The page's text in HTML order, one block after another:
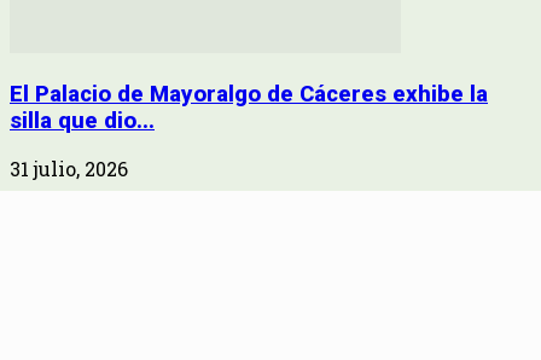
El Palacio de Mayoralgo de Cáceres exhibe la
silla que dio...
31 julio, 2026